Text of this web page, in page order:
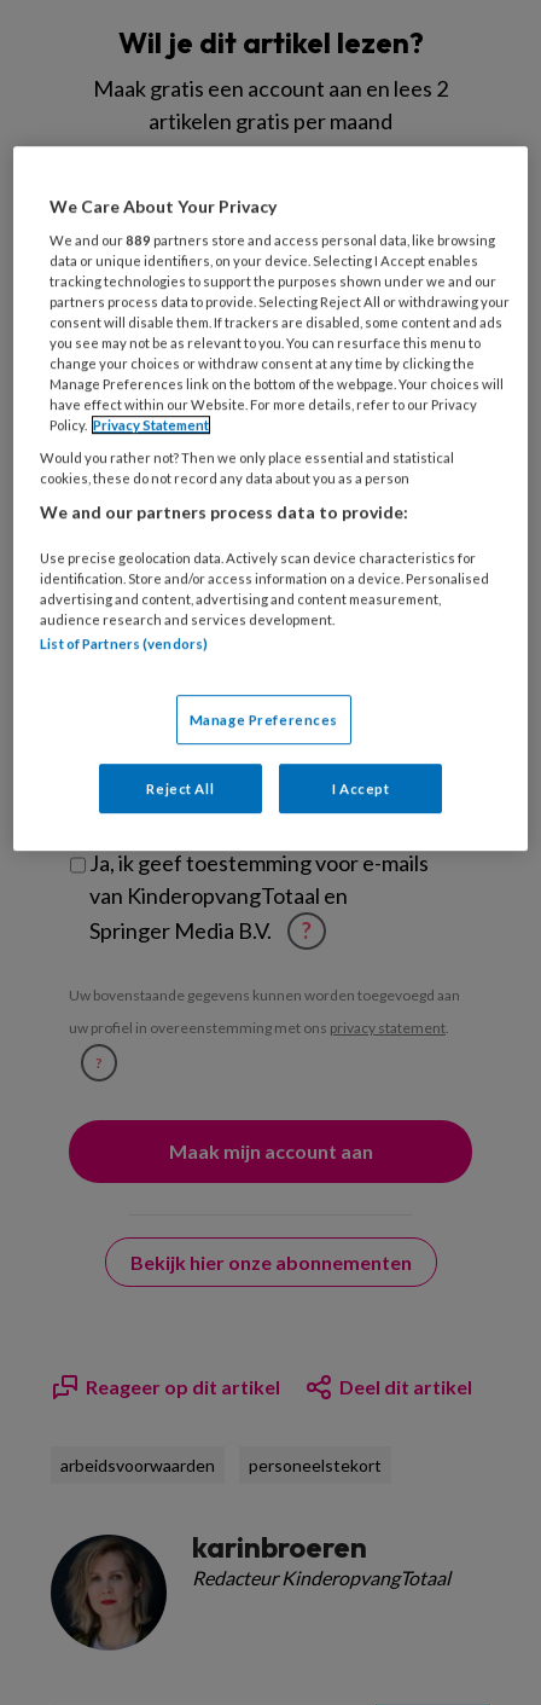
Wil je dit artikel lezen?
Maak gratis een account aan en lees 2
artikelen gratis per maand
Wat
is
je
e-
mailadres?
* *
Kies
je
wachtwoord* *
je
functie
welke
organisatie
werk
je?
Untitled
Ontvang 2x per week de
Ontvang iedere zondag het
Management Kinderopvang
Weekoverzicht
Ja, ik geef toestemming voor e-mails
van KinderopvangTotaal en
Springer Media B.V.
?
Uw bovenstaande gegevens kunnen worden toegevoegd aan
uw profiel in overeenstemming met ons privacy statement.
?
Bekijk hier onze abonnementen
Reageer op dit artikel Deel dit artikel
arbeidsvoorwaarden personeelstekort
karinbroeren
Redacteur KinderopvangTotaal
We Care About Your Privacy
We and our889 partners store and access personal data, like browsing
data or unique identifiers, on your device. Selecting I Accept enables
tracking technologies to support the purposes shown under we and our
partners process data to provide. Selecting Reject All or withdrawing your
consent will disable them. If trackers are disabled, some content and ads
you see may not be as relevant to you. You can resurface this menu to
change your choices or withdraw consent at any time by clicking the
Manage Preferences link on the bottom of the webpage. Your choices will
have effect within our Website. For more details, refer to our Privacy
Policy. Privacy Statement
Would you rather not? Then we only place essential and statistical
cookies, these do not record any data about you as a person
We and our partners process data to provide:
Use precise geolocation data. Actively scan device characteristics for
identification. Store and/or access information on a device. Personalised
advertising and content, advertising and content measurement,
audience research and services development.
List of Partners (vendors)
Manage Preferences
Reject All I Accept